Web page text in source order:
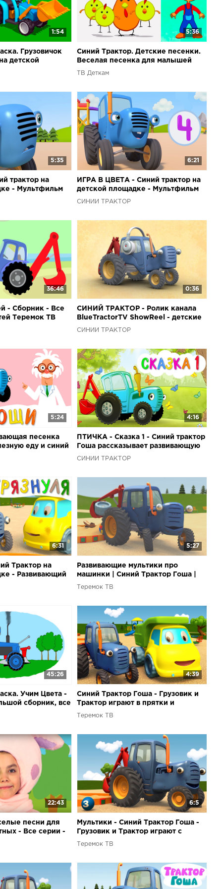
1:54
Грузовичок
детской
5:36
Синий Трактор. Детские песенки.
Веселая песенка для малышей
ТВ Деткам
5:35
трактор на
- Мультфильм
6:21
ИГРА В ЦВЕТА - Синий трактор на
детской площадке - Мультфильм
для детей
СИНИЙ ТРАКТОР
36:46
- Сборник - Все
Теремок ТВ
0:36
СИНИЙ ТРАКТОР - Ролик канала
BlueTractorTV ShowReel - детские
обучающие развивающие песенки
СИНИЙ ТРАКТОР
5:24
песенка
еду и синий
малышей
4:16
ПТИЧКА - Сказка 1 - Синий трактор
Гоша рассказывает развивающую
добрую историю для детей
СИНИЙ ТРАКТОР
6:31
Трактор на
- Развивающий
малышей про
5:27
Развивающие мультики про
машинки | Синий Трактор Гоша |
Большой грузовик на игровой
Теремок ТВ
45:26
Учим Цвета -
сборник, все
про
4:39
Синий Трактор Гоша - Грузовик и
Трактор играют в прятки и
собирают пирамидку - Мультики
Теремок ТВ
22:43
песни для
- Все серии -
6:5
Мультики - Синий Трактор Гоша -
Грузовик и Трактор играют с
шариками и учатся считать от 1 до
Теремок ТВ